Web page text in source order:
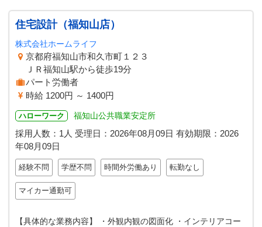
住宅設計（福知山店）
株式会社ホームライフ
京都府福知山市和久市町１２３
ＪＲ福知山駅から徒歩19分
パート労働者
時給 1200円 ～ 1400円
ハローワーク 福知山公共職業安定所
採用人数：1人 受理日： 2026年08月09日 有効期限： 2026
年08月09日
経験不問 学歴不問 時間外労働あり 転勤なし
マイカー通勤可
【具体的な業務内容】 ・外観内観の図面化 ・インテリアコー